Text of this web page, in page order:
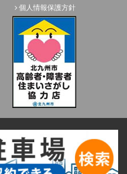
個人情報保護方針